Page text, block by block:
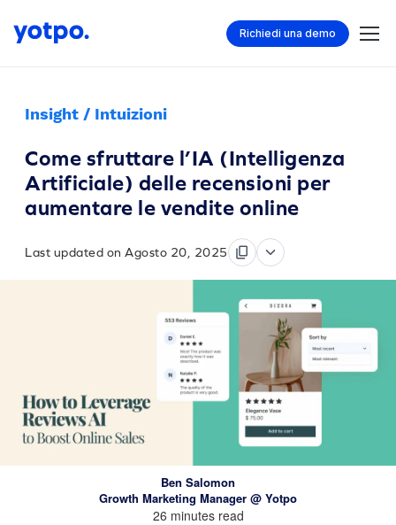
Richiedi una demo
Insight / Intuizioni
Come sfruttare l’IA (Intelligenza
Artificiale) delle recensioni per
aumentare le vendite online
Last updated on Agosto 20, 2025
Ben Salomon
Growth Marketing Manager @ Yotpo
26 minutes read